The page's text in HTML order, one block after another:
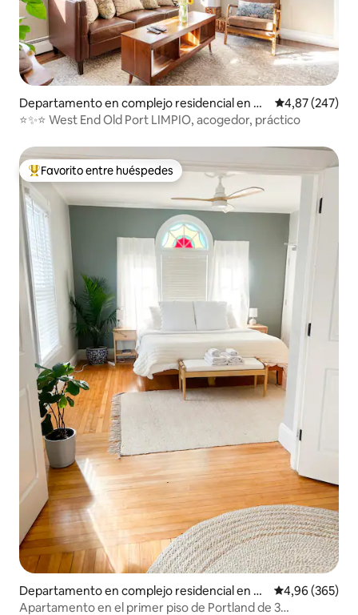
Departamento en complejo residencial en Po
rtland
Calificación
4,87 (247)
⭐️✨⭐️ West End Old Port LIMPIO, acogedor, práctico
Favorito entre los huéspedes más destacados
Favorito entre huéspedes
Departamento en complejo residencial en Po
rtland
Calificación
4,96 (365)
Apartamento en el primer piso de Portland de 3